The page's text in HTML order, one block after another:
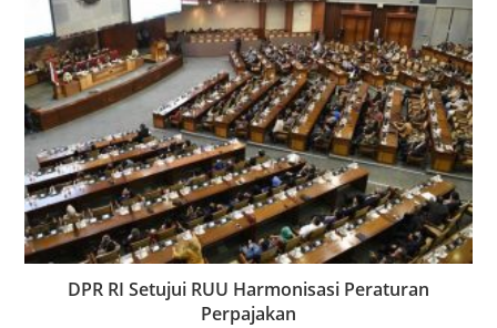
DPR RI Setujui RUU Harmonisasi Peraturan
Perpajakan